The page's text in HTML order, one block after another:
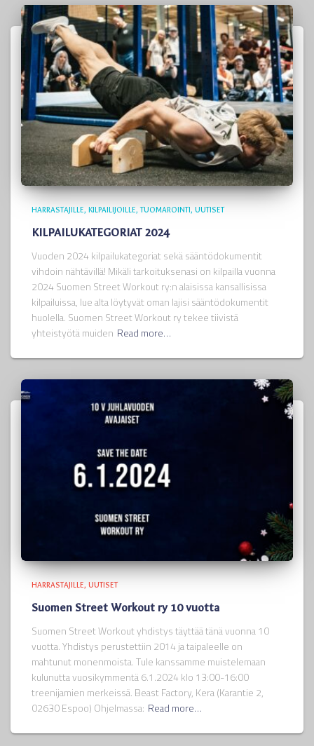
HARRASTAJILLE KILPAILIJOILLE TUOMAROINTI UUTISET
KILPAILUKATEGORIAT 2024
Vuoden 2024 kilpailukategoriat sekä sääntödokumentit
vihdoin nähtävillä! Mikäli tarkoituksenasi on kilpailla vuonna
2024 Suomen Street Workout ry:n alaisissa kansallisissa
kilpailuissa, lue alta löytyvät oman lajisi sääntödokumentit
huolella. Suomen Street Workout ry tekee tiivistä
yhteistyötä muiden Read more…
HARRASTAJILLE UUTISET
Suomen Street Workout ry 10 vuotta
Suomen Street Workout yhdistys täyttää tänä vuonna 10
vuotta. Yhdistys perustettiin 2014 ja taipaleelle on
mahtunut monenmoista. Tule kanssamme muistelemaan
kulunutta vuosikymmentä 6.1.2024 klo 13:00-16:00
treenijamien merkeissä. Beast Factory, Kera (Karantie 2,
02630 Espoo) Ohjelmassa: Read more…